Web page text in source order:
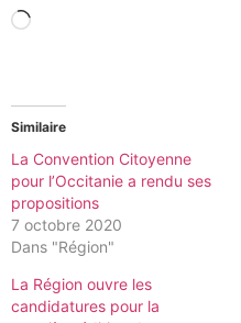
Similaire
La Convention Citoyenne
pour l’Occitanie a rendu ses
propositions
7 octobre 2020
Dans "Région"
La Région ouvre les
candidatures pour la